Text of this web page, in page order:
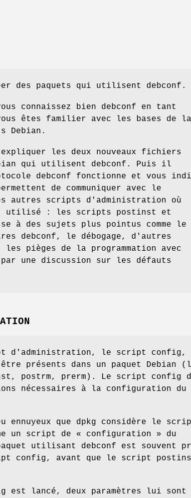
des paquets qui utilisent debconf.
connaissez bien debconf en tant
êtes familier avec les bases de la
Debian.
expliquer les deux nouveaux fichiers
qui utilisent debconf. Puis il
debconf fonctionne et vous
de communiquer avec le
scripts d'administration où
utilisé : les scripts postinst et
à des sujets plus pointus comme le
debconf, le débogage, d'autres
pièges de la programmation avec
une discussion sur les défauts
d'administration, le script config,
présents dans un paquet Debian
postrm, prerm). Le script config
nécessaires à la configuration du
ennuyeux que dpkg considère le
un script de « configuration » du
utilisant debconf est souvent
config, avant que le script
est lancé, deux paramètres lui sont